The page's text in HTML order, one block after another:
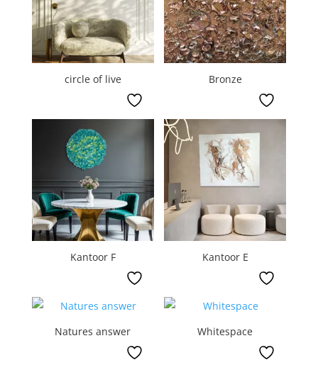
circle of live Bronze
Kantoor F Kantoor E
Natures answer Whitespace